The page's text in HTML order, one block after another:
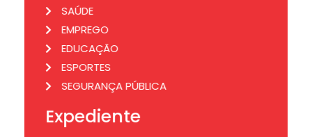
SAÚDE
EMPREGO
EDUCAÇÃO
ESPORTES
SEGURANÇA PÚBLICA
Expediente